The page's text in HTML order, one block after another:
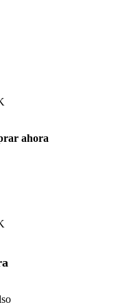
ahora